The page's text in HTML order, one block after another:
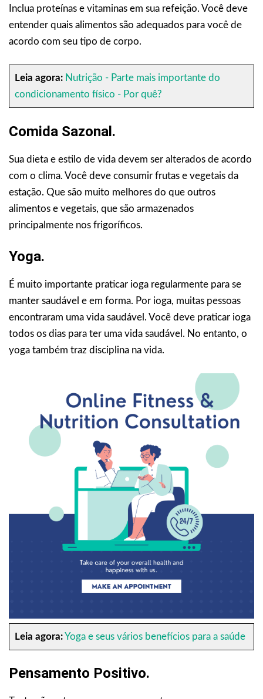
Inclua proteínas e vitaminas em sua refeição. Você deve
entender quais alimentos são adequados para você de
acordo com seu tipo de corpo.
Leia agora: Nutrição - Parte mais importante do
condicionamento físico - Por quê?
Comida Sazonal.
Sua dieta e estilo de vida devem ser alterados de acordo
com o clima. Você deve consumir frutas e vegetais da
estação. Que são muito melhores do que outros
alimentos e vegetais, que são armazenados
principalmente nos frigoríficos.
Yoga.
É muito importante praticar ioga regularmente para se
manter saudável e em forma. Por ioga, muitas pessoas
encontraram uma vida saudável. Você deve praticar ioga
todos os dias para ter uma vida saudável. No entanto, o
yoga também traz disciplina na vida.
Leia agora:Yoga e seus vários benefícios para a saúde
Pensamento Positivo.